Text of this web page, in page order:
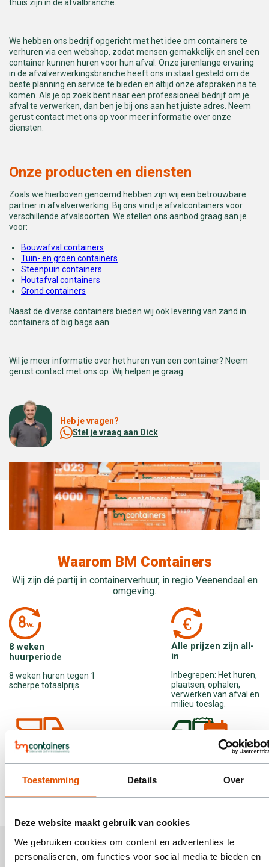
Toestemming Details Over
Deze website maakt gebruik van cookies
We gebruiken cookies om content en advertenties te
personaliseren, om functies voor social media te bieden en
thuis zijn in de afvalbranche.
We hebben ons bedrijf opgericht met het idee om containers te
verhuren via een webshop, zodat mensen gemakkelijk en snel een
container kunnen huren voor hun afval. Onze jarenlange ervaring
in de afvalverwerkingsbranche heeft ons in staat gesteld om de
beste planning en service te bieden en altijd onze afspraken na te
komen. Als je op zoek bent naar een professioneel bedrijf om je
afval te verwerken, dan ben je bij ons aan het juiste adres. Neem
gerust contact met ons op voor meer informatie over onze
diensten.
Onze producten en diensten
Zoals we hierboven genoemd hebben zijn wij een betrouwbare
partner in afvalverwerking. Bij ons vind je afvalcontainers voor
verschillende afvalsoorten. We stellen ons aanbod graag aan je
voor:
Bouwafval containers
Tuin- en groen containers
Steenpuin containers
Houtafval containers
Grond containers
Naast de diverse containers bieden wij ook levering van zand in
containers of big bags aan.
Wil je meer informatie over het huren van een container? Neem
gerust contact met ons op. Wij helpen je graag.
Heb je vragen?
Stel je vraag aan Dick
Waarom BM Containers
Wij zijn dé partij in containerverhuur, in regio Veenendaal en
omgeving.
8 weken
huurperiode
8 weken huren tegen 1
scherpe totaalprijs
Alle prijzen zijn all-
in
Inbegrepen: Het huren,
plaatsen, ophalen,
verwerken van afval en
milieu toeslag.
Razendsnelle
levering
Voor 23.59u besteld,
volgende werkdag
Ophalen wanneer jij
wilt
We halen de volle
Wij verhuren…